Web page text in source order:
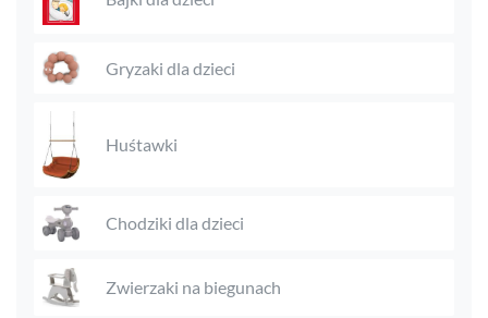
Gryzaki dla dzieci
Huśtawki
Chodziki dla dzieci
Zwierzaki na biegunach